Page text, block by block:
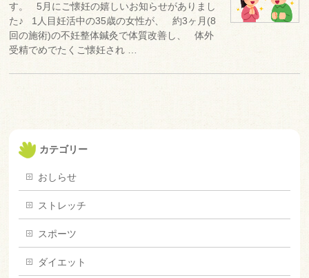
す。 5月にご懐妊の嬉しいお知らせがありまし
た♪ 1人目妊活中の35歳の女性が、 約3ヶ月(8
回の施術)の不妊整体鍼灸で体質改善し、 体外
受精でめでたくご懐妊され …
カテゴリー
おしらせ
ストレッチ
スポーツ
ダイエット